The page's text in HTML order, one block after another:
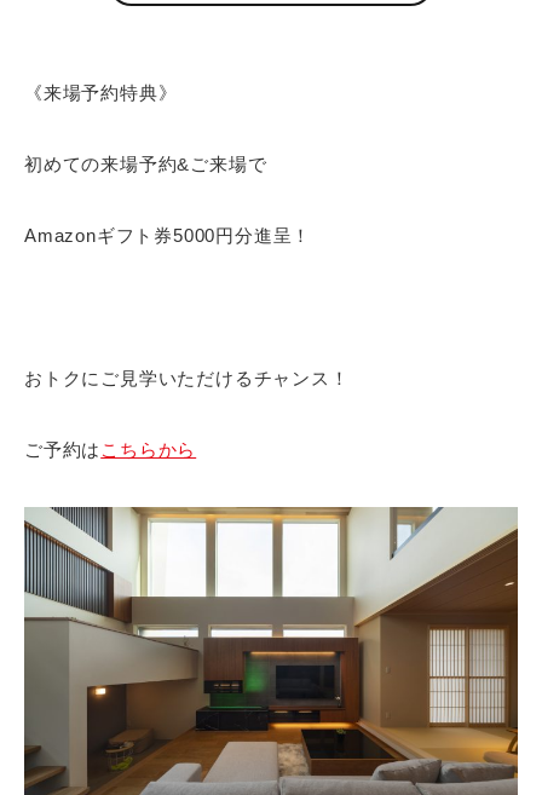
《来場予約特典》
初めての来場予約&ご来場で
Amazonギフト券5000円分進呈！
おトクにご見学いただけるチャンス！
ご予約は こちらから